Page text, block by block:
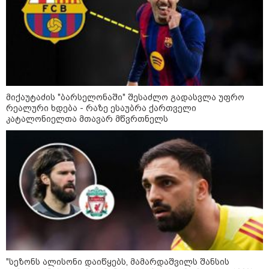
09:00 / 07-08-2026
18 წელი აგვისტოს ომიდან - ტრაგიკული
მოვლენების ქრონოლოგია, რომელიც
შესაძლოა, აღარ გვახსოვს
სად იზღუდება მოძრაობა -
მიქაუტაძის "ბარსელონაში" შესაძლო გადასვლა უფრო
რეალური ხდება - რაზე ესაუბრა ქართველი
კატალონიელთა მთავარ მწვრთნელს
"სეზონს ალისონი დაიწყებს, მამარდაშვილს შანსის